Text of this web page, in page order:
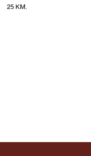
25 KM.